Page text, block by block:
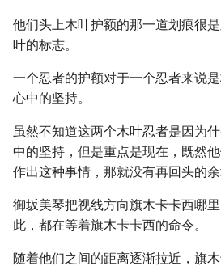
他们头上木叶护额的那一道划痕很
叶的标志。
一个忍者的护额对于一个忍者来说
心中的坚持。
虽然不知道这两个木叶忍者是因为
中的坚持，但是重点是现在，既然
作出这种事情，那就没有再回头的余
御坂美琴把视线方向旗木卡卡西哪
此，都在等着旗木卡卡西的命令。
随着他们之间的距离逐渐拉近，旗